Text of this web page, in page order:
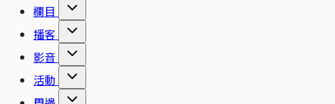
欄目
播客
影音
活動